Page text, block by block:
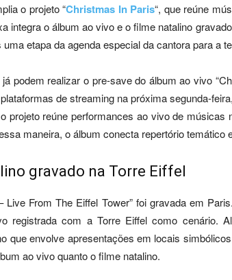
o projeto “Christmas In Paris“, que reúne
integra o álbum ao vivo e o filme natalino
etapa da agenda especial da cantora para a
podem realizar o pre-save do álbum ao vivo
de streaming na próxima segunda-
projeto reúne performances ao vivo de músicas
maneira, o álbum conecta repertório temático
gravado na Torre Eiffel
Live From The Eiffel Tower” foi gravada em
registrada com a Torre Eiffel como cenário.
que envolve apresentações em locais
ao vivo quanto o filme natalino.